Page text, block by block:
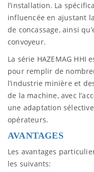
l’installation. La
influencée en ajustant
de concassage, ainsi
convoyeur.
La série HAZEMAG HHI
pour remplir de
l’industrie minière et
de la machine, avec
une adaptation
opérateurs.
AVANTAGES
Les avantages
les suivants: